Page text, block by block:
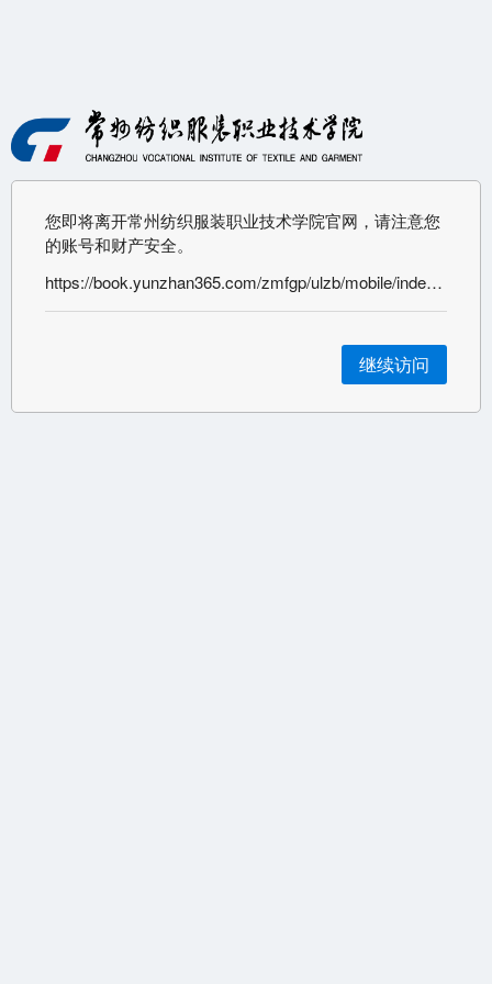
您即将离开常州纺织服装职业技术学院官网，请注意您
的账号和财产安全。
https://book.yunzhan365.com/zmfgp/ulzb/mobile/index.html
继续访问